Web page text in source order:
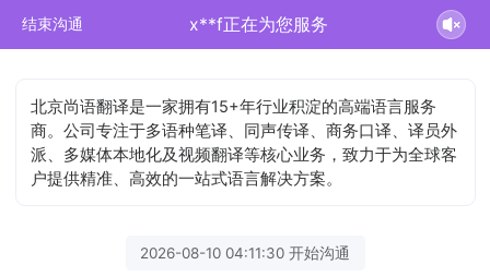
结束沟通 x**f正在为您服务
北京尚语翻译是一家拥有15+年行业积淀的高端语言服务
商。公司专注于多语种笔译、同声传译、商务口译、译员外
派、多媒体本地化及视频翻译等核心业务，致力于为全球客
户提供精准、高效的一站式语言解决方案。
2026-08-10 04:11:30 开始沟通